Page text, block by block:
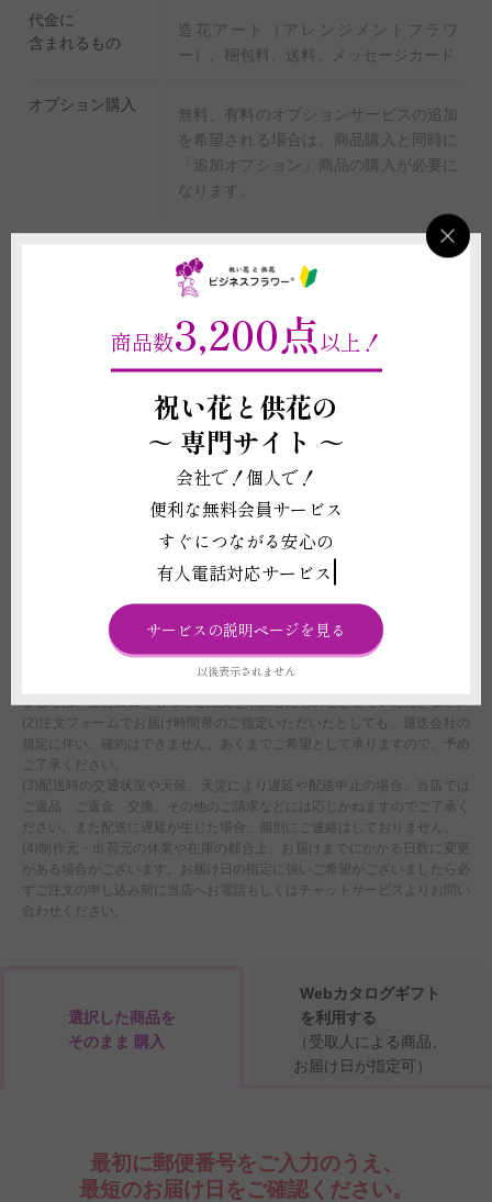
代金に
含まれるもの
造花アート（アレンジメントフラワ
ー）、梱包料、送料、メッセージカード
オプション購入
無料、有料のオプションサービスの追加
を希望される場合は、商品購入と同時に
「追加オプション」商品の購入が必要に
なります。
重要契約条件
商品に関わる重要な注意事項
(1)掲載写真はイメージのため、商品の形状や色味に差異が生じることがご
ざいますので、予めご了承いただきますようお願い申し上げます。
(2)立札やメッセージカード、器などの資材の形状や素材は在庫の都合上、
掲載イメージ写真と異なる場合がございます。これらイメージ写真と現物と
の違いを理由とする返品、返金、交換、その他の請求などには応じかねます
ので予めご了承ください。
温度差の激しい場所には置かないでください。生花ではないため枯れること
はございませんが、経年劣化については補償ができかねます。
(4)受注制作（オーダー）ですので、お申し込み後の変更、取り消しは承る
ことができません。制作開始後に、万が一お取り消しされた場合にも代金は
お客様の全額負担となります。
配送に関わる重要な注意事項
(1)平日15:00以降、及び営業時間外または休業日にいただいたご注文につき
ましては、翌営業日をもってご注文を承諾したものとさせていただきます。
(2)注文フォームでお届け時間帯のご指定いただいたとしても、運送会社の
規定に伴い、確約はできません。あくまでご希望として承りますので、予め
ご了承ください。
(3)配送時の交通状況や天候、天災により遅延や配送中止の場合、当店では
ご返品、ご返金、交換、その他のご請求などには応じかねますのでご了承く
ださい。また配送に遅延が生じた場合、個別にご連絡はしておりません。
(4)制作元・出荷元の休業や在庫の都合上、お届けまでにかかる日数に変更
がある場合がございます。お届け日の指定に強いご希望がございましたら必
ずご注文の申し込み前に当店へお電話もしくはチャットサービスよりお問い
合わせください。
選択した商品を
そのまま 購入
Webカタログギフト
を利用する
（受取人による商品、
お届け日が指定可）
最初に郵便番号をご入力のうえ、
最短のお届け日をご確認ください。
商品数3,200点以上！
祝い花と供花の
～ 専門サイト ～
会社で！個人で！
便利な無料会員サービス
すぐにつながる安心の
有人電話対応サービス
サービスの説明ページを見る
以後表示されません